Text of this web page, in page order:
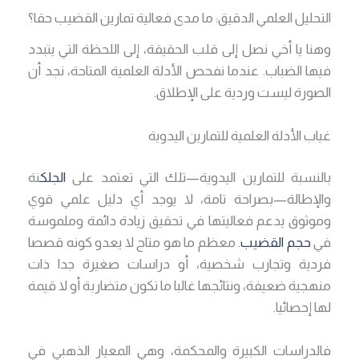
التحليل العلمي الدقيق: ما مدى فعالية تمارين القضيب حقا؟
وهنا يا أخي نصل إلى قلب الحقيقة، إلى اللحظة التي يتبدد
فيها الضباب. عندما نفحص الأدلة العلمية المتاحة، نجد أن
الصورة ليست وردية على الإطلاق.
غياب الأدلة العلمية للتمارين اليدوية
بالنسبة للتمارين اليدوية—تلك التي تعتمد على الجلكنة
والإطالة—بصراحة تامة، لا يوجد أي دليل علمي قوي
وموثوق يدعم فعاليتها في تحقيق زيادة دائمة وملموسة
فيحجم القضيب. معظم ما هو متاح لا يعدو كونه قصصا
فردية وتجارب شخصية، أو دراسات صغيرة جدا ذات
منهجية ضعيفة، ونتائجها غالبا ما تكون متضاربة أو لا قيمة
لها إحصائيا.
فالدراسات الكبيرة والمحكمة، وهي المعيار الذهبي في